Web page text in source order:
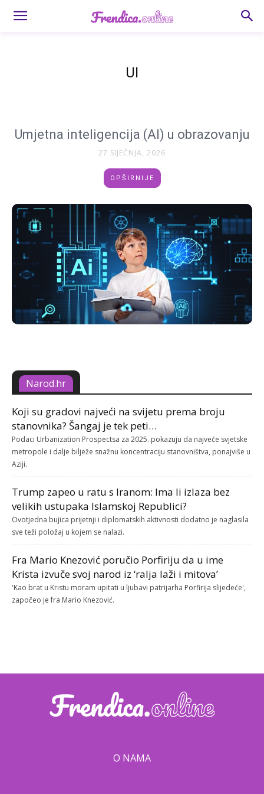
UI
Umjetna inteligencija (AI) u obrazovanju
27 SIJEČNJA, 2026
OPŠIRNIJE
Narod.hr
Koji su gradovi najveći na svijetu prema broju
stanovnika? Šangaj je tek peti…
Podaci Urbanization Prospectsa za 2025. pokazuju da najveće svjetske
metropole i dalje bilježe snažnu koncentraciju stanovništva, ponajviše u
Aziji.
Trump zapeo u ratu s Iranom: Ima li izlaza bez
velikih ustupaka Islamskoj Republici?
Ovotjedna bujica prijetnji i diplomatskih aktivnosti dodatno je naglasila
sve teži položaj u kojem se nalazi.
Fra Mario Knezović poručio Porfiriju da u ime
Krista izvuče svoj narod iz ‘ralja laži i mitova’
'Kao brat u Kristu moram upitati u ljubavi patrijarha Porfirija slijedeće',
započeo je fra Mario Knezović.
O NAMA